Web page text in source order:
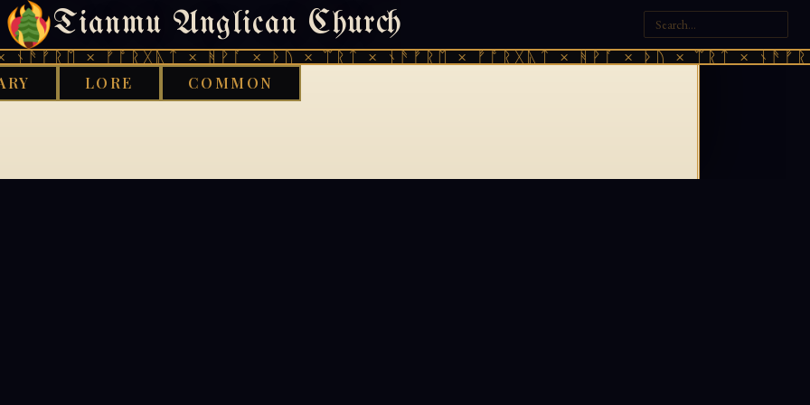
Tianmu Anglican Church
× ᚠᚩᚱᚷᚣᛏ × ᚻᚹᚪ × ᚦᚢ × ᛠᚱᛏ × ᚾᚫᚠᚱᛖ × ᚠᚩᚱᚷᚣᛏ × ᚻᚹᚪ × ᚦᚢ × ᛠᚱᛏ ×
LORE COMMON
404